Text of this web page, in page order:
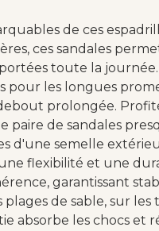
de ces
ces sandales
toute la
les longues
prolongée.
de sandales
d'une semelle
flexibilité et une
garantissant
plages de sable, sur
absorbe les chocs et